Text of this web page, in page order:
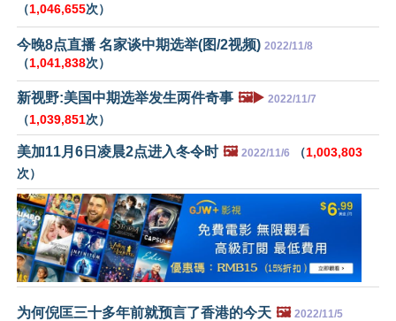
（1,046,655次）
今晚8点直播 名家谈中期选举(图/2视频) 2022/11/8
（1,041,838次）
新视野:美国中期选举发生两件奇事 🖼️▶️ 2022/11/7
（1,039,851次）
美加11月6日凌晨2点进入冬令时 🖼️ 2022/11/6 （1,003,803
次）
为何倪匡三十多年前就预言了香港的今天 🖼️ 2022/11/5